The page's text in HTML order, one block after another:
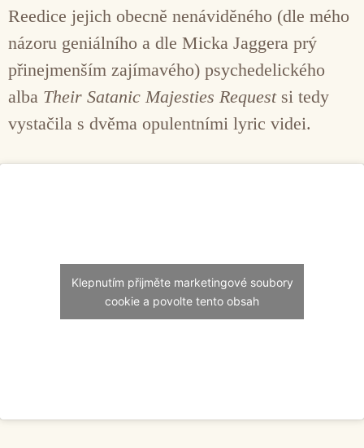
Reedice jejich obecně nenáviděného (dle mého
názoru geniálního a dle Micka Jaggera prý
přinejmenším zajímavého) psychedelického
alba Their Satanic Majesties Requestsi tedy
vystačila s dvěma opulentními lyric videi.
Klepnutím přijměte marketingové soubory
cookie a povolte tento obsah